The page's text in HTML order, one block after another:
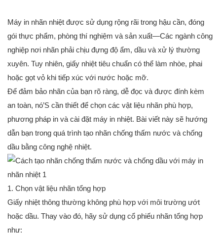
Máy in nhãn nhiệt được sử dụng rộng rãi trong hậu cần, đóng
gói thực phẩm, phòng thí nghiệm và sản xuất—Các ngành công
nghiệp nơi nhãn phải chịu đựng độ ẩm, dầu và xử lý thường
xuyên. Tuy nhiên, giấy nhiệt tiêu chuẩn có thể làm nhòe, phai
hoặc gọt vỏ khi tiếp xúc với nước hoặc mỡ.
Để đảm bảo nhãn của bạn rõ ràng, dễ đọc và được đính kèm
an toàn, nó’S cần thiết để chọn các vật liệu nhãn phù hợp,
phương pháp in và cài đặt máy in nhiệt. Bài viết này sẽ hướng
dẫn bạn trong quá trình tạo nhãn chống thấm nước và chống
dầu bằng công nghệ nhiệt.
1. Chọn vật liệu nhãn tổng hợp
Giấy nhiệt thông thường không phù hợp với môi trường ướt
hoặc dầu. Thay vào đó, hãy sử dụng cổ phiếu nhãn tổng hợp
như: